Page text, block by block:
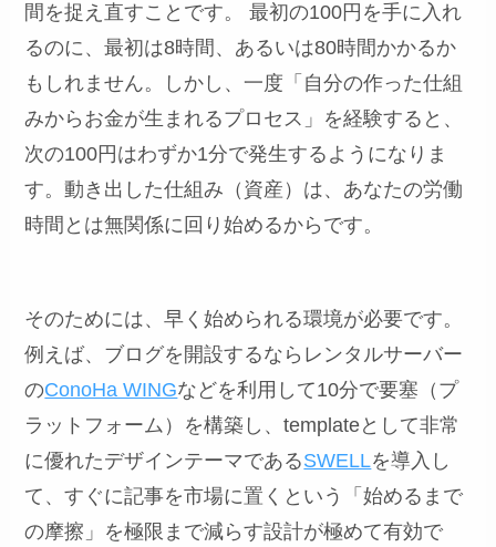
間を捉え直すことです。 最初の100円を手に入れ
るのに、最初は8時間、あるいは80時間かかるか
もしれません。しかし、一度「自分の作った仕組
みからお金が生まれるプロセス」を経験すると、
次の100円はわずか1分で発生するようになりま
す。動き出した仕組み（資産）は、あなたの労働
時間とは無関係に回り始めるからです。
そのためには、早く始められる環境が必要です。
例えば、ブログを開設するならレンタルサーバー
のConoHa WINGなどを利用して10分で要塞（プ
ラットフォーム）を構築し、templateとして非常
に優れたデザインテーマであるSWELLを導入し
て、すぐに記事を市場に置くという「始めるまで
の摩擦」を極限まで減らす設計が極めて有効で